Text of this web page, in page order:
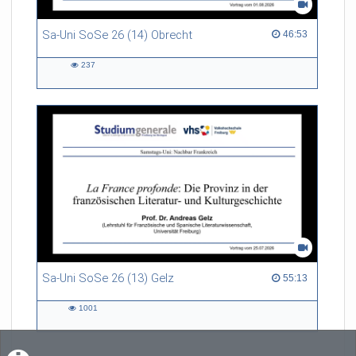
Sa-Uni SoSe 26 (14) Obrecht 46:53
46:53 duration
237
Sa-Uni SoSe 26 (13) Gelz 55:13
55:13 duration
1001